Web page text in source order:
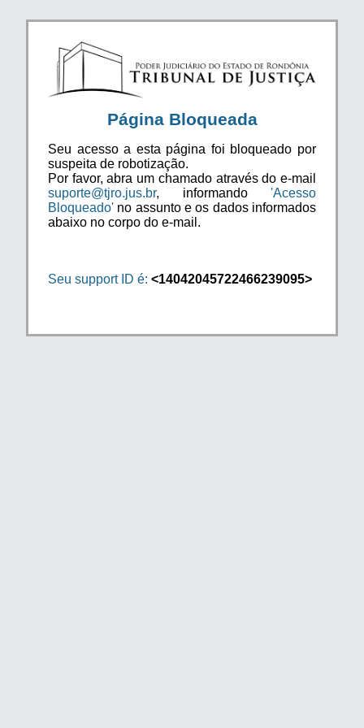
Página Bloqueada
Seu acesso a esta página foi bloqueado por
suspeita de robotização.
Por favor, abra um chamado através do e-mail
suporte@tjro.jus.br, informando 'Acesso
Bloqueado' no assunto e os dados informados
abaixo no corpo do e-mail.
Seu support ID é: <14042045722466239095>